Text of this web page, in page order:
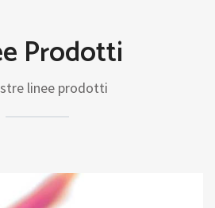
Prodotti
linee prodotti